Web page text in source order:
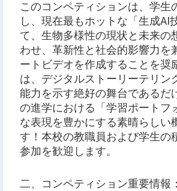
このコンペティションは、学生
し、現在最もホットな「生成AI
て、生物多様性の現状と未来の
わせ、革新性と社会的影響力を
ートビデオを作成することを奨
は、デジタルストーリーテリン
能力を示す絶好の舞台であるだ
の進学における「学習ポートフ
な表現を豊かにする素晴らしい
す！本校の教職員および学生の
参加を歓迎します。
二、コンペティション重要情報：